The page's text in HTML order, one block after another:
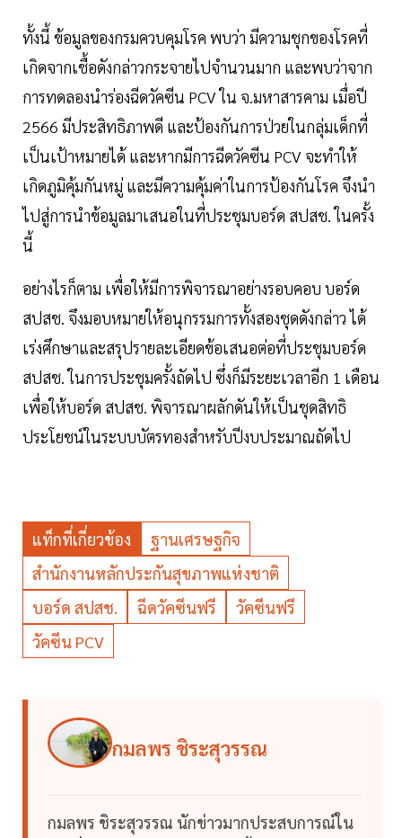
ทั้งนี้ ข้อมูลของกรมควบคุมโรค พบว่า มีความชุกของโรคที่
เกิดจากเชื้อดังกล่าวกระจายไปจำนวนมาก และพบว่าจาก
การทดลองนำร่องฉีดวัคซีน PCV ใน จ.มหาสารคาม เมื่อปี
2566 มีประสิทธิภาพดี และป้องกันการป่วยในกลุ่มเด็กที่
เป็นเป้าหมายได้ และหากมีการฉีดวัคซีน PCV จะทำให้
เกิดภูมิคุ้มกันหมู่ และมีความคุ้มค่าในการป้องกันโรค จึงนำ
ไปสู่การนำข้อมูลมาเสนอในที่ประชุมบอร์ด สปสช. ในครั้ง
นี้
อย่างไรก็ตาม เพื่อให้มีการพิจารณาอย่างรอบคอบ บอร์ด
สปสช. จึงมอบหมายให้อนุกรรมการทั้งสองชุดดังกล่าว ได้
เร่งศึกษาและสรุปรายละเอียดข้อเสนอต่อที่ประชุมบอร์ด
สปสช. ในการประชุมครั้งถัดไป ซึ่งก็มีระยะเวลาอีก 1 เดือน
เพื่อให้บอร์ด สปสช. พิจารณาผลักดันให้เป็นชุดสิทธิ
ประโยชน์ในระบบบัตรทองสำหรับปีงบประมาณถัดไป
แท็กที่เกี่ยวข้อง
ฐานเศรษฐกิจ
สำนักงานหลักประกันสุขภาพแห่งชาติ
บอร์ด สปสช.
ฉีดวัคซีนฟรี
วัคซีนฟรี
วัคซีน PCV
กมลพร ชิระสุวรรณ
กมลพร ชิระสุวรรณ นักข่าวมากประสบการณ์ใน